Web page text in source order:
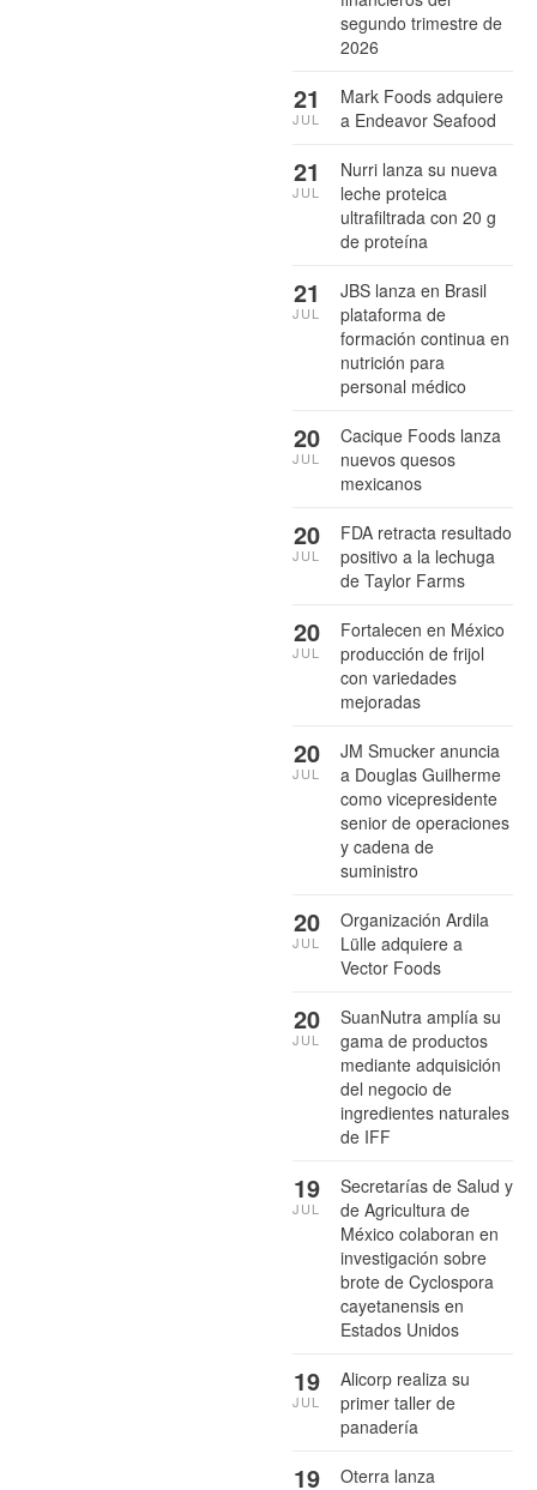
segundo trimestre de
2026
Mark Foods adquiere
a Endeavor Seafood
21
JUL
Nurri lanza su nueva
leche proteica
ultrafiltrada con 20 g
de proteína
21
JUL
JBS lanza en Brasil
plataforma de
formación continua en
nutrición para
personal médico
21
JUL
Cacique Foods lanza
nuevos quesos
mexicanos
20
JUL
FDA retracta resultado
positivo a la lechuga
de Taylor Farms
20
JUL
Fortalecen en México
producción de frijol
con variedades
mejoradas
20
JUL
JM Smucker anuncia
a Douglas Guilherme
como vicepresidente
senior de operaciones
y cadena de
suministro
20
JUL
Organización Ardila
Lülle adquiere a
Vector Foods
20
JUL
SuanNutra amplía su
gama de productos
mediante adquisición
del negocio de
ingredientes naturales
de IFF
20
JUL
Secretarías de Salud y
de Agricultura de
México colaboran en
investigación sobre
brote de Cyclospora
cayetanensis en
Estados Unidos
19
JUL
Alicorp realiza su
primer taller de
panadería
19
JUL
Oterra lanza
19